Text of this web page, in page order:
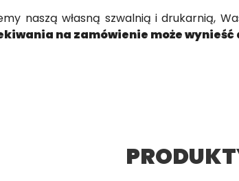
naszą własną szwalnią i drukarnią,
na zamówienie może wynieść